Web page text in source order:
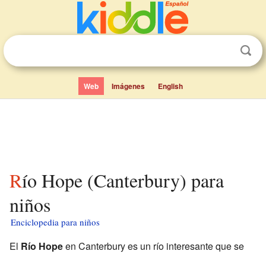
Web Imágenes English
Río Hope (Canterbury) para
niños
Enciclopedia para niños
El Río Hopeen Canterbury es un río interesante que se